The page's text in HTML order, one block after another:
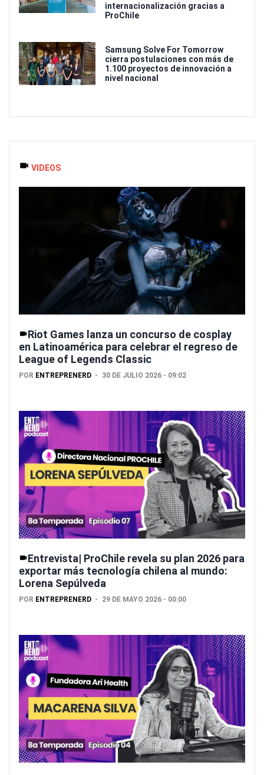
internacionalización gracias a
ProChile
Samsung Solve For Tomorrow
cierra postulaciones con más de
1.100 proyectos de innovación a
nivel nacional
VIDEOS
Riot Games lanza un concurso de cosplay
en Latinoamérica para celebrar el regreso de
League of Legends Classic
POR ENTREPRENERD 30 DE JULIO 2026 - 09:02
Entrevista| ProChile revela su plan 2026 para
exportar más tecnología chilena al mundo:
Lorena Sepúlveda
POR ENTREPRENERD 29 DE MAYO 2026 - 00:00